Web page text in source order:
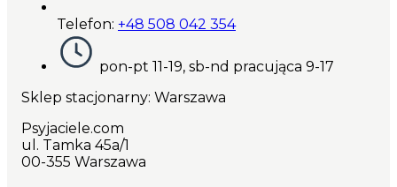
Telefon: +48 508 042 354
pon-pt 11-19, sb-nd pracująca 9-17
Sklep stacjonarny: Warszawa
Psyjaciele.com
ul. Tamka 45a/1
00-355 Warszawa